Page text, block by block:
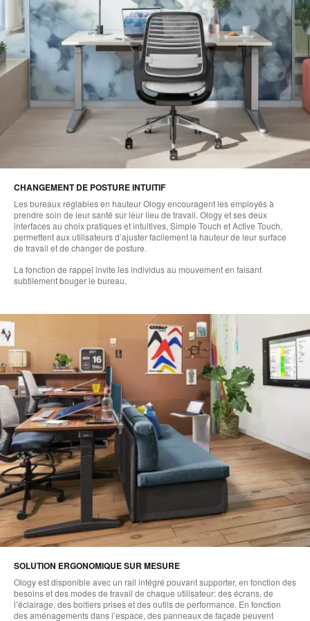
CHANGEMENT DE POSTURE INTUITIF
Les bureaux réglables en hauteur Ology encouragent les employés à
prendre soin de leur santé sur leur lieu de travail. Ology et ses deux
interfaces au choix pratiques et intuitives, Simple Touch et Active Touch,
permettent aux utilisateurs d’ajuster facilement la hauteur de leur surface
de travail et de changer de posture.
La fonction de rappel invite les individus au mouvement en faisant
subtilement bouger le bureau.
SOLUTION ERGONOMIQUE SUR MESURE
Ology est disponible avec un rail intégré pouvant supporter, en fonction des
besoins et des modes de travail de chaque utilisateur: des écrans, de
l’éclairage, des boitiers prises et des outils de performance. En fonction
des aménagements dans l’espace, des panneaux de façade peuvent